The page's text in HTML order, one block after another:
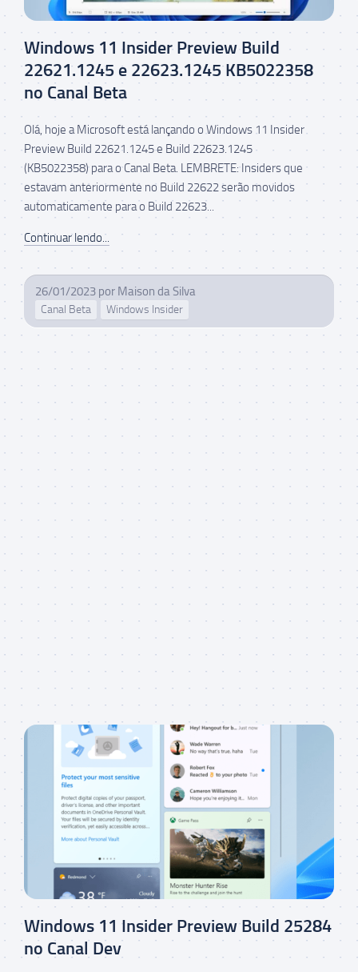
Windows 11 Insider Preview Build
22621.1245 e 22623.1245 KB5022358
no Canal Beta
Olá, hoje a Microsoft está lançando o Windows 11 Insider
Preview Build 22621.1245 e Build 22623.1245
(KB5022358) para o Canal Beta. LEMBRETE: Insiders que
estavam anteriormente no Build 22622 serão movidos
automaticamente para o Build 22623...
Continuar lendo...
26/01/2023 por Maison da Silva
Canal Beta Windows Insider
Windows 11 Insider Preview Build 25284
no Canal Dev